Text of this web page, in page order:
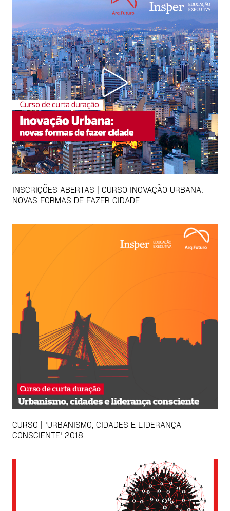
INSCRIÇÕES ABERTAS | CURSO INOVAÇÃO URBANA:
NOVAS FORMAS DE FAZER CIDADE
CURSO | 'URBANISMO, CIDADES E LIDERANÇA
CONSCIENTE' 2018